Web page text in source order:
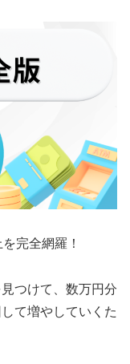
完全網羅！
つけて、数万円分
て増やしていくた